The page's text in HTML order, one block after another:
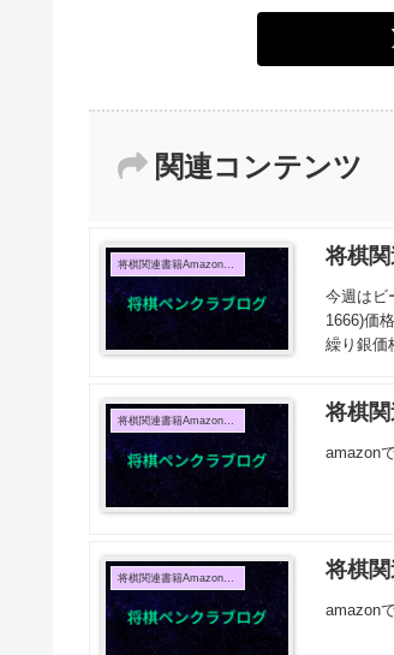
関連コンテンツ
将棋
今週はビ
1666)価
繰り銀価
将棋関連書籍Amazon売上TOP10 将棋
amazon
将棋
amazon